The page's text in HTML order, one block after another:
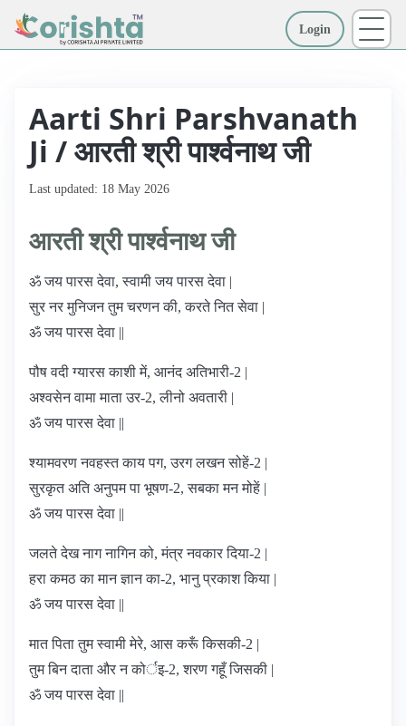
Login
Aarti Shri Parshvanath
Ji / आरती श्री पार्श्वनाथ जी
Last updated: 18 May 2026
आरती श्री पार्श्वनाथ जी
ॐ जय पारस देवा, स्वामी जय पारस देवा |
सुर नर मुनिजन तुम चरणन की, करते नित सेवा |
ॐ जय पारस देवा ||
पौष वदी ग्यारस काशी में, आनंद अतिभारी-2 |
अश्वसेन वामा माता उर-2, लीनो अवतारी |
ॐ जय पारस देवा ||
श्यामवरण नवहस्त काय पग, उरग लखन सोहें-2 |
सुरकृत अति अनुपम पा भूषण-2, सबका मन मोहें |
ॐ जय पारस देवा ||
जलते देख नाग नागिन को, मंत्र नवकार दिया-2 |
हरा कमठ का मान ज्ञान का-2, भानु प्रकाश किया |
ॐ जय पारस देवा ||
मात पिता तुम स्वामी मेरे, आस करूँ किसकी-2 |
तुम बिन दाता और न कोर्इ-2, शरण गहूँ जिसकी |
ॐ जय पारस देवा ||